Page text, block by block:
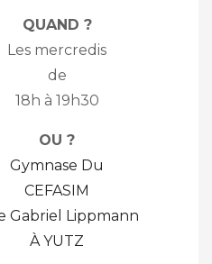
QUAND ?
Les mercredis
de
18h à 19h30
OU ?
Gymnase Du
CEFASIM
Gabriel Lippmann
À YUTZ